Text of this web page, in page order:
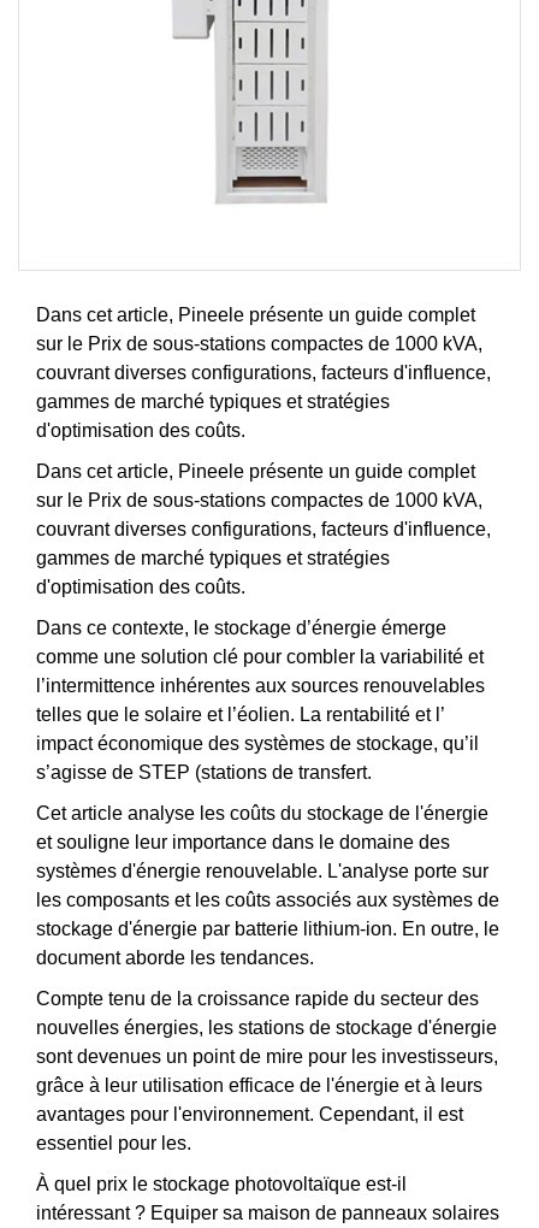
Dans cet article, Pineele présente un guide complet
sur le Prix ​​de sous-stations compactes de 1000 kVA,
couvrant diverses configurations, facteurs d'influence,
gammes de marché typiques et stratégies
d'optimisation des coûts.
Dans cet article, Pineele présente un guide complet
sur le Prix ​​de sous-stations compactes de 1000 kVA,
couvrant diverses configurations, facteurs d'influence,
gammes de marché typiques et stratégies
d'optimisation des coûts.
Dans ce contexte, le stockage d’énergie émerge
comme une solution clé pour combler la variabilité et
l’intermittence inhérentes aux sources renouvelables
telles que le solaire et l’éolien. La rentabilité et l’
impact économique des systèmes de stockage, qu’il
s’agisse de STEP (stations de transfert.
Cet article analyse les coûts du stockage de l'énergie
et souligne leur importance dans le domaine des
systèmes d'énergie renouvelable. L'analyse porte sur
les composants et les coûts associés aux systèmes de
stockage d'énergie par batterie lithium-ion. En outre, le
document aborde les tendances.
Compte tenu de la croissance rapide du secteur des
nouvelles énergies, les stations de stockage d'énergie
sont devenues un point de mire pour les investisseurs,
grâce à leur utilisation efficace de l'énergie et à leurs
avantages pour l'environnement. Cependant, il est
essentiel pour les.
À quel prix le stockage photovoltaïque est-il
intéressant ? Equiper sa maison de panneaux solaires